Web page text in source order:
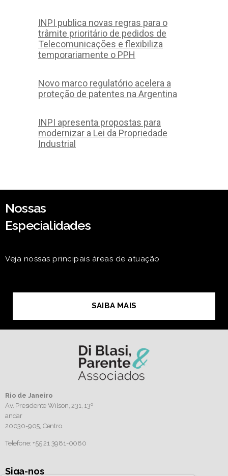
INPI publica novas regras para o
trâmite prioritário de pedidos de
Telecomunicações e flexibiliza
temporariamente o PPH
Novo marco regulatório acelera a
proteção de patentes na Argentina
INPI apresenta propostas para
modernizar a Lei da Propriedade
Industrial
Nossas
Especialidades
Veja nossas principais áreas de atuação
SAIBA MAIS
Rio de Janeiro
Av. Presidente Wilson, 231, 13º
andar
20030-905, Centro.
Telefone: +55 21 3981-0080
Siga-nos